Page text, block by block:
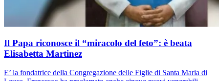
Il Papa riconosce il “miracolo del feto”: è beata
Elisabetta Martinez
E’ la fondatrice della Congregazione delle Figlie di Santa Maria di